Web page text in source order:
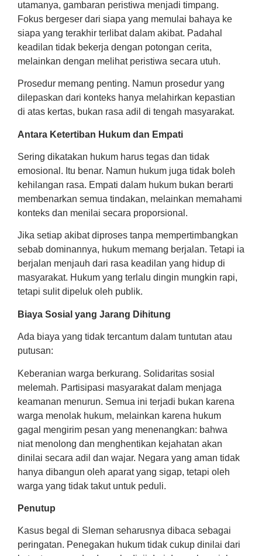
utamanya, gambaran peristiwa menjadi timpang.
Fokus bergeser dari siapa yang memulai bahaya ke
siapa yang terakhir terlibat dalam akibat. Padahal
keadilan tidak bekerja dengan potongan cerita,
melainkan dengan melihat peristiwa secara utuh.
Prosedur memang penting. Namun prosedur yang
dilepaskan dari konteks hanya melahirkan kepastian
di atas kertas, bukan rasa adil di tengah masyarakat.
Antara Ketertiban Hukum dan Empati
Sering dikatakan hukum harus tegas dan tidak
emosional. Itu benar. Namun hukum juga tidak boleh
kehilangan rasa. Empati dalam hukum bukan berarti
membenarkan semua tindakan, melainkan memahami
konteks dan menilai secara proporsional.
Jika setiap akibat diproses tanpa mempertimbangkan
sebab dominannya, hukum memang berjalan. Tetapi ia
berjalan menjauh dari rasa keadilan yang hidup di
masyarakat. Hukum yang terlalu dingin mungkin rapi,
tetapi sulit dipeluk oleh publik.
Biaya Sosial yang Jarang Dihitung
Ada biaya yang tidak tercantum dalam tuntutan atau
putusan:
Keberanian warga berkurang. Solidaritas sosial
melemah. Partisipasi masyarakat dalam menjaga
keamanan menurun. Semua ini terjadi bukan karena
warga menolak hukum, melainkan karena hukum
gagal mengirim pesan yang menenangkan: bahwa
niat menolong dan menghentikan kejahatan akan
dinilai secara adil dan wajar. Negara yang aman tidak
hanya dibangun oleh aparat yang sigap, tetapi oleh
warga yang tidak takut untuk peduli.
Penutup
Kasus begal di Sleman seharusnya dibaca sebagai
peringatan. Penegakan hukum tidak cukup dinilai dari